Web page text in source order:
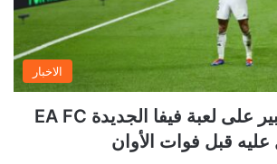
الاخبار
تخفيض كبير على لعبة فيفا الجديدة EA FC